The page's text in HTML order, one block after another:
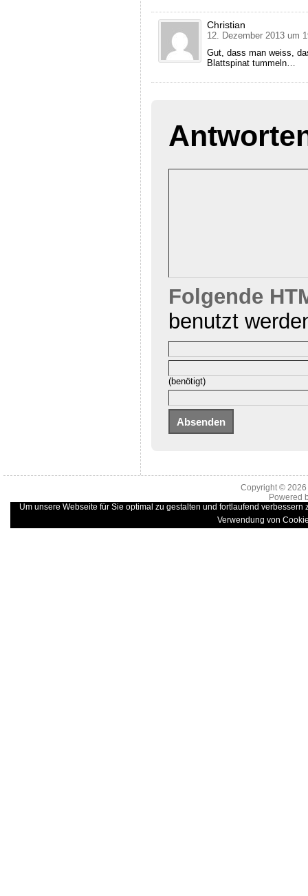
Christian
12. Dezember 2013 um
Gut, dass man weiss,
Blattspinat tummeln…
Folgende
benutzt
(benötigt)
Copyright ©
Powered
Um unsere Webseite für Sie optimal zu gestalten und fortlaufend
Verwendung von